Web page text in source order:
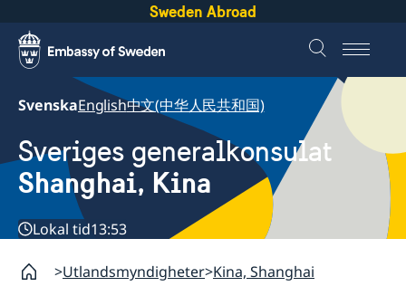
Sweden Abroad
SvenskaEnglish中文(中华人民共和国)
Sveriges generalkonsulat
Shanghai, Kina
Lokal tid13:53
Utlandsmyndigheter Kina, Shanghai